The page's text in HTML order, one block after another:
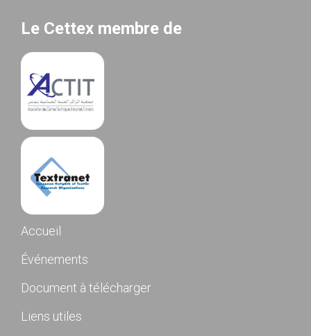
Le Cettex membre de
Accueil
Événements
Document à télécharger
Liens utiles